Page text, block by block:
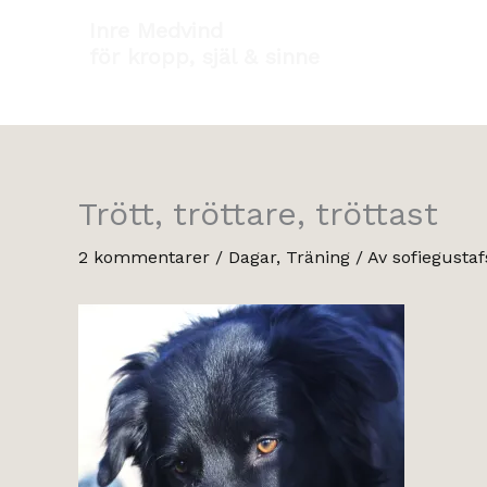
Trött, tröttare, tröttast
2 kommentarer / Dagar, Träning / Av